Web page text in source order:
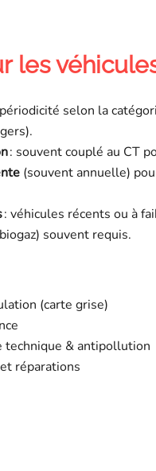
les
selon la
: souvent couplé au CT
(souvent annuelle)
: véhicules récents ou à
souvent requis.
(carte grise)
technique & antipollution
réparations